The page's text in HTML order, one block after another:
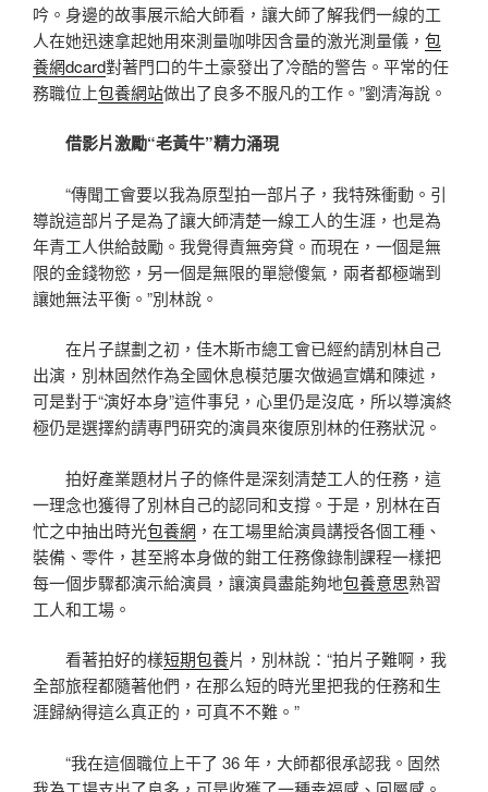
吟。身邊的故事展示給大師看，讓大師了解我們一線的工
人在她迅速拿起她用來測量咖啡因含量的激光測量儀， 包
養網dcard對著門口的牛土豪發出了冷酷的警告。平常的任
務職位上包養網站做出了良多不服凡的工作。”劉清海說。
借影片激勵“老黃牛”精力涌現
“傳聞工會要以我為原型拍一部片子，我特殊衝動。引
導說這部片子是為了讓大師清楚一線工人的生涯，也是為
年青工人供給鼓勵。我覺得責無旁貸。而現在，一個是無
限的金錢物慾，另一個是無限的單戀傻氣，兩者都極端到
讓她無法平衡。”別林說。
在片子謀劃之初，佳木斯市總工會已經約請別林自己
出演，別林固然作為全國休息模范屢次做過宣媾和陳述，
可是對于“演好本身”這件事兒，心里仍是沒底，所以導演終
極仍是選擇約請專門研究的演員來復原別林的任務狀況。
拍好產業題材片子的條件是深刻清楚工人的任務，這
一理念也獲得了別林自己的認同和支撐。于是，別林在百
忙之中抽出時光包養網 ，在工場里給演員講授各個工種、
裝備、零件，甚至將本身做的鉗工任務像錄制課程一樣把
每一個步驟都演示給演員，讓演員盡能夠地包養意思熟習
工人和工場。
看著拍好的樣短期包養片，別林說：“拍片子難啊，我
全部旅程都隨著他們，在那么短的時光里把我的任務和生
涯歸納得這么真正的，可真不不難。”
“我在這個職位上干了 36 年，大師都很承認我。固然